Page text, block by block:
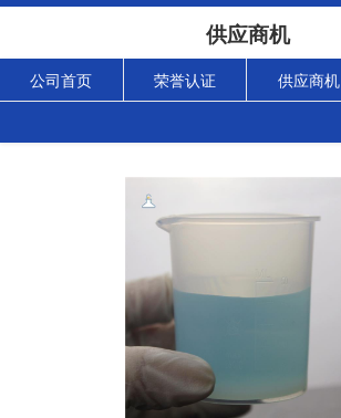
供应商机
公司首页 荣誉认证 供应商机